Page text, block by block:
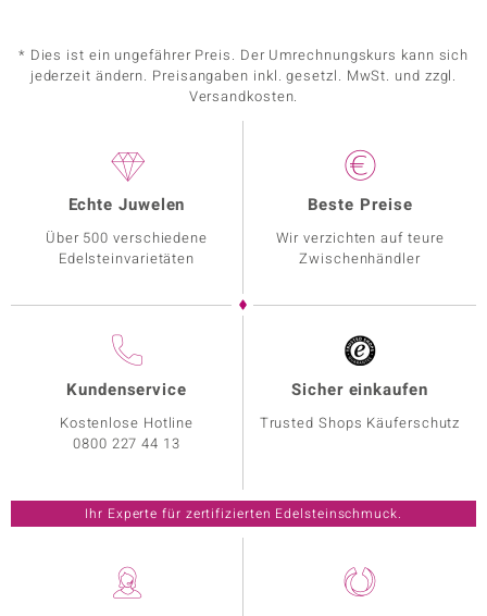
* Dies ist ein ungefährer Preis. Der Umrechnungskurs kann sich
jederzeit ändern. Preisangaben inkl. gesetzl. MwSt. und zzgl.
Versandkosten.
Echte Juwelen
Über 500 verschiedene
Edelsteinvarietäten
Beste Preise
Wir verzichten auf teure
Zwischenhändler
Kundenservice
Kostenlose Hotline
0800 227 44 13
Sicher einkaufen
Trusted Shops Käuferschutz
Ihr Experte für zertifizierten Edelsteinschmuck.